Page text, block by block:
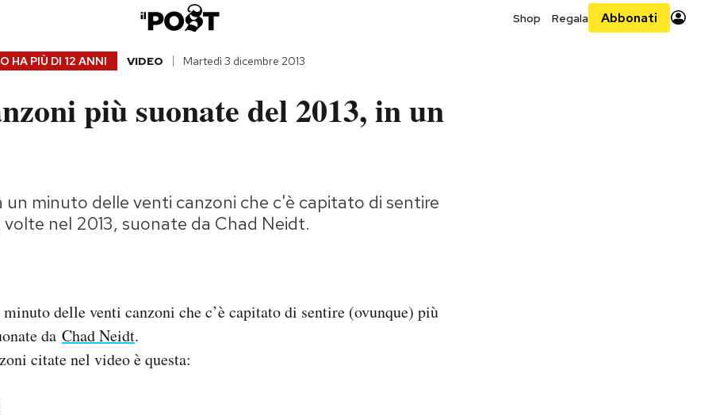
Shop Regala Abbonati
HA PIÙ DI 12 ANNI VIDEO Martedì 3 dicembre 2013
più suonate del 2013, in un
un minuto delle venti canzoni che c'è capitato di sentire
nel 2013, suonate da Chad Neidt.
minuto delle venti canzoni che c’è capitato di sentire (ovunque) più
da Chad Neidt.
citate nel video è questa: